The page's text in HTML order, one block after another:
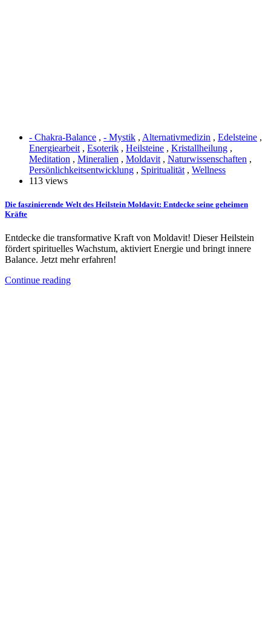
- Chakra-Balance , - Mystik , Alternativmedizin , Edelsteine ,
Energiearbeit , Esoterik , Heilsteine , Kristallheilung ,
Meditation , Mineralien , Moldavit , Naturwissenschaften ,
Persönlichkeitsentwicklung , Spiritualität , Wellness
113 views
Die faszinierende Welt des Heilstein Moldavit: Entdecke seine geheimen
Kräfte
Entdecke die transformative Kraft von Moldavit! Dieser Heilstein
fördert spirituelles Wachstum, aktiviert Energie und bringt innere
Balance. Jetzt mehr erfahren!
Continue reading